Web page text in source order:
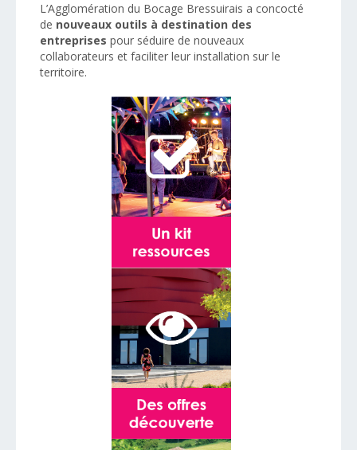
L’Agglomération du Bocage Bressuirais a concocté
de nouveaux outils à destination des
entreprises pour séduire de nouveaux
collaborateurs et faciliter leur installation sur le
territoire.